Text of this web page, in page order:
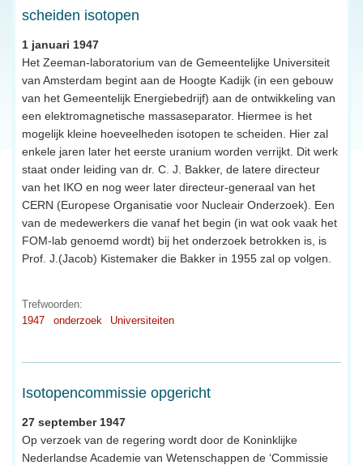
scheiden isotopen
1 januari 1947
Het Zeeman-laboratorium van de Gemeentelijke Universiteit
van Amsterdam begint aan de Hoogte Kadijk (in een gebouw
van het Gemeentelijk Energiebedrijf) aan de ontwikkeling van
een elektromagnetische massaseparator. Hiermee is het
mogelijk kleine hoeveelheden isotopen te scheiden. Hier zal
enkele jaren later het eerste uranium worden verrijkt. Dit werk
staat onder leiding van dr. C. J. Bakker, de latere directeur
van het IKO en nog weer later directeur-generaal van het
CERN (Europese Organisatie voor Nucleair Onderzoek). Een
van de medewerkers die vanaf het begin (in wat ook vaak het
FOM-lab genoemd wordt) bij het onderzoek betrokken is, is
Prof. J.(Jacob) Kistemaker die Bakker in 1955 zal op volgen.
Trefwoorden:
1947
onderzoek Universiteiten
Isotopencommissie opgericht
27 september 1947
Op verzoek van de regering wordt door de Koninklijke
Nederlandse Academie van Wetenschappen de ‘Commissie